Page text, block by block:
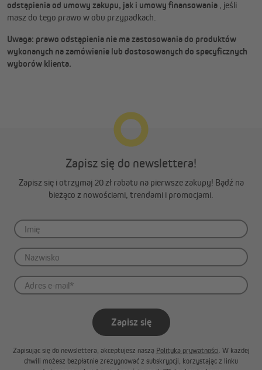
odstąpienia od umowy zakupu, jak i umowy finansowania , jeśli
masz do tego prawo w obu przypadkach.
Uwaga: prawo odstąpienia nie ma zastosowania do produktów
wykonanych na zamówienie lub dostosowanych do specyficznych
wyborów klienta.
Zapisz się do newslettera!
Zapisz się i otrzymaj 20 zł rabatu na pierwsze zakupy! Bądź na
bieżąco z nowościami, trendami i promocjami.
Zapisz się
Zapisując się do newslettera, akceptujesz naszą Polityka prywatności. W każdej
chwili możesz bezpłatnie zrezygnować z subskrypcji, korzystając z linku